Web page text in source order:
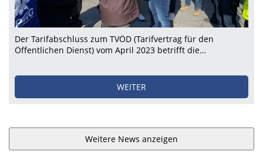
Der Tarifabschluss zum TVÖD (Tarifvertrag für den
Öffentlichen Dienst) vom April 2023 betrifft die…
WEITER
Weitere News anzeigen